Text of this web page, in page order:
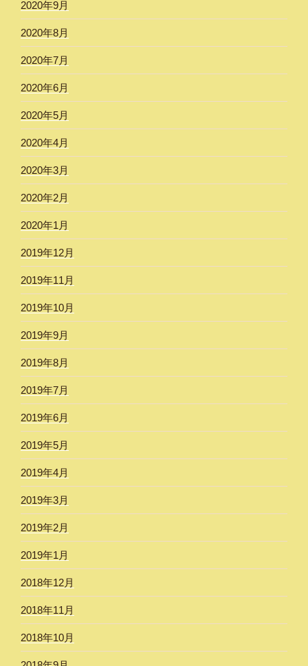
2020年9月
2020年8月
2020年7月
2020年6月
2020年5月
2020年4月
2020年3月
2020年2月
2020年1月
2019年12月
2019年11月
2019年10月
2019年9月
2019年8月
2019年7月
2019年6月
2019年5月
2019年4月
2019年3月
2019年2月
2019年1月
2018年12月
2018年11月
2018年10月